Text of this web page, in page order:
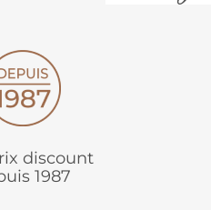
discount
1987